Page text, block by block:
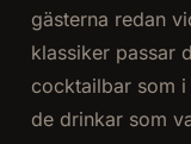
gästerna redan
klassiker passar
cocktailbar som i
de drinkar som